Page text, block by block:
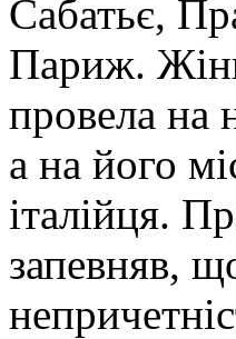
Сабатьє,
Париж.
провела на
а на його
італійця.
запевняв,